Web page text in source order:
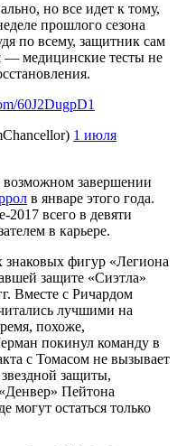
но все идет к тому,
прошлого сезона
по всему, защитник сам
— медицинские тесты не
60J2DugpD1
1 июля
возможном завершении
в январе этого года.
2017 всего в девяти
в карьере.
фигур «Легиона
защите «Сиэтла»
Вместе с Ричардом
лучшими на
похоже,
покинул команду в
с Томасом не вызывает
защиты,
Пейтона
могут остаться только